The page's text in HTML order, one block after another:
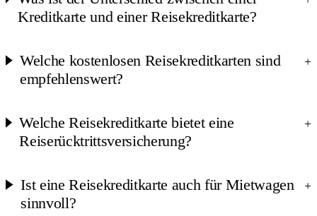
Kreditkarte und einer Reisekreditkarte?
Welche kostenlosen Reisekreditkarten sind
empfehlenswert?
+
Welche Reisekreditkarte bietet eine
Reiserücktrittsversicherung?
+
Ist eine Reisekreditkarte auch für Mietwagen
sinnvoll?
+